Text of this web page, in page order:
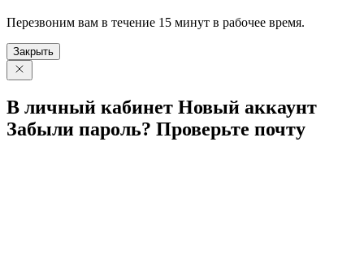
Перезвоним вам в течение 15 минут в рабочее время.
Закрыть
В личный кабинет Новый аккаунт
Забыли пароль? Проверьте почту